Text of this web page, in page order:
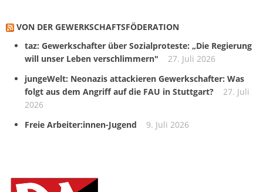
VON DER GEWERKSCHAFTS­FÖDERATION
taz: Gewerkschafter über Sozialproteste: „Die Regierung
will unser Leben verschlimmern"
27. Juli 2026
jungeWelt: Neonazis attackieren Gewerkschafter: Was
folgt aus dem Angriff auf die FAU in Stuttgart?
27. Juli
2026
Freie Arbeiter:innen-Jugend
9. Juli 2026